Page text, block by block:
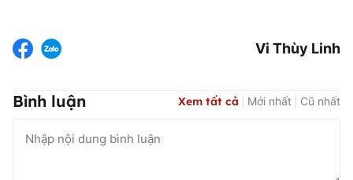
Vi Thùy Linh
Bình luận Xem tất cả Mới nhất Cũ nhất